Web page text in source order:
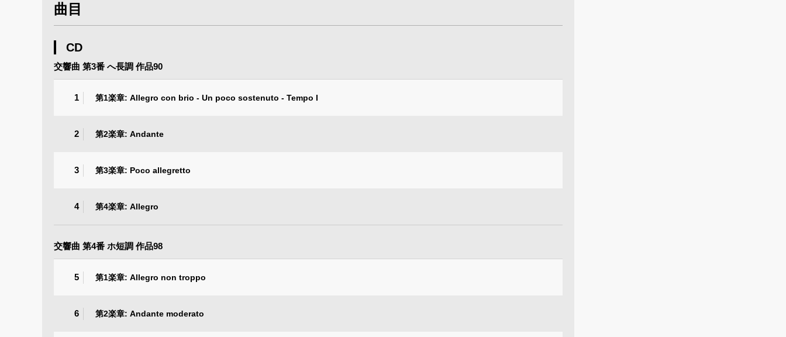
曲目
CD
交響曲 第3番 へ長調 作品90
1 第1楽章: Allegro con brio - Un poco sostenuto - Tempo I
2 第2楽章: Andante
3 第3楽章: Poco allegretto
4 第4楽章: Allegro
交響曲 第4番 ホ短調 作品98
5 第1楽章: Allegro non troppo
6 第2楽章: Andante moderato